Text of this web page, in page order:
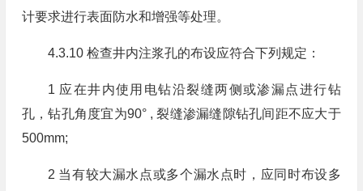
计要求进行表面防水和增强等处理。
4.3.10 检查井内注浆孔的布设应符合下列规定：
1 应在井内使用电钻沿裂缝两侧或渗漏点进行钻
孔，钻孔角度宜为90° , 裂缝渗漏缝隙钻孔间距不应大于
500mm;
2 当有较大漏水点或多个漏水点时，应同时布设多